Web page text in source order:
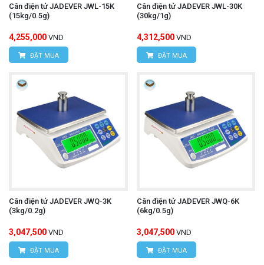
Cân điện tử JADEVER JWL-15K
(15kg/0.5g)
4,255,000 VND
ĐẶT MUA
Cân điện tử JADEVER JWL-30K
(30kg/1g)
4,312,500 VND
ĐẶT MUA
Cân điện tử JADEVER JWQ-3K
(3kg/0.2g)
3,047,500 VND
ĐẶT MUA
Cân điện tử JADEVER JWQ-6K
(6kg/0.5g)
3,047,500 VND
ĐẶT MUA